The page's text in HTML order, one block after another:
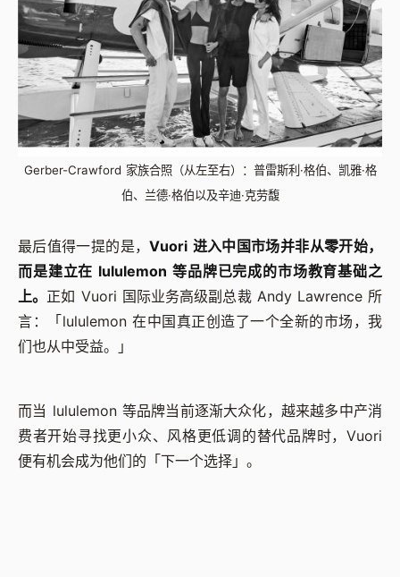
Gerber-Crawford 家族合照（从左至右）：普雷斯利·格伯、凯雅·格
伯、兰德·格伯以及辛迪·克劳馥
最后值得一提的是，Vuori 进入中国市场并非从零开始，
而是建立在 lululemon 等品牌已完成的市场教育基础之
上。 正如 Vuori 国际业务高级副总裁 Andy Lawrence 所
言：「lululemon 在中国真正创造了一个全新的市场，我
们也从中受益。」
而当 lululemon 等品牌当前逐渐大众化，越来越多中产消
费者开始寻找更小众、风格更低调的替代品牌时，Vuori
便有机会成为他们的「下一个选择」。